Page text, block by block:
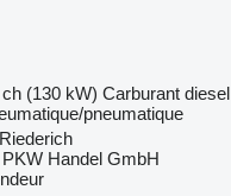
ch (130 kW) Carburant diesel
pneumatique
Handel GmbH